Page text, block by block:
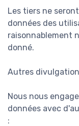
Les tiers ne
données des
raisonnablement
donné.
Autres
Nous nous
données avec
: